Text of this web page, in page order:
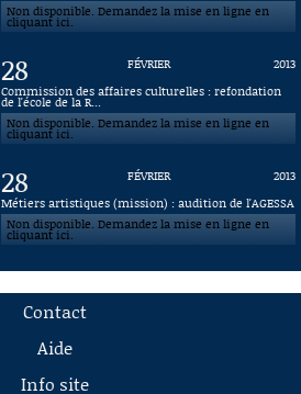
Non disponible. Demandez la mise en ligne en
cliquant ici.
28 FÉVRIER
2013
Commission des affaires culturelles : refondation
de l'école de la R...
Non disponible. Demandez la mise en ligne en
cliquant ici.
28 FÉVRIER
2013
Métiers artistiques (mission) : audition de l'AGESSA
Non disponible. Demandez la mise en ligne en
cliquant ici.
Contact
Aide
Info site